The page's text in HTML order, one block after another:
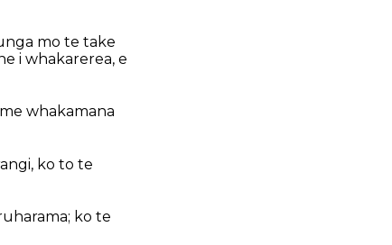
mo te take
i whakarerea, e
whakamana
ko to te
ko te